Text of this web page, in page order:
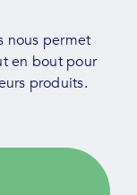
nous permet
en bout pour
produits.
des